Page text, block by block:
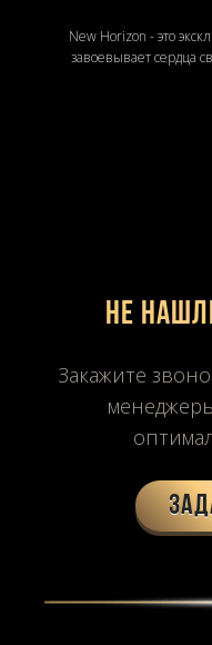
New Horizon - это
завоевывает сердца
Не
Закажите